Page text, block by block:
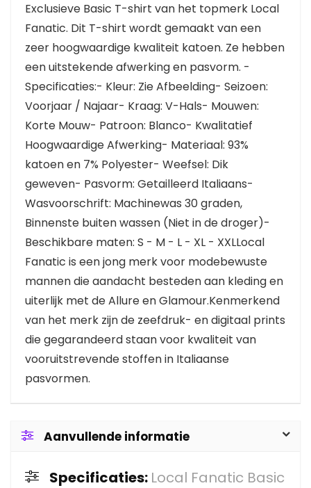
Exclusieve Basic T-shirt van het topmerk Local
Fanatic. Dit T-shirt wordt gemaakt van een
zeer hoogwaardige kwaliteit katoen. Ze hebben
een uitstekende afwerking en pasvorm. -
Specificaties:- Kleur: Zie Afbeelding- Seizoen:
Voorjaar / Najaar- Kraag: V-Hals- Mouwen:
Korte Mouw- Patroon: Blanco- Kwalitatief
Hoogwaardige Afwerking- Materiaal: 93%
katoen en 7% Polyester- Weefsel: Dik
geweven- Pasvorm: Getailleerd Italiaans-
Wasvoorschrift: Machinewas 30 graden,
Binnenste buiten wassen (Niet in de droger)-
Beschikbare maten: S - M - L - XL - XXLLocal
Fanatic is een jong merk voor modebewuste
mannen die aandacht besteden aan kleding en
uiterlijk met de Allure en Glamour.Kenmerkend
van het merk zijn de zeefdruk- en digitaal prints
die gegarandeerd staan voor kwaliteit van
vooruitstrevende stoffen in Italiaanse
pasvormen.
Aanvullende informatie
Specificaties: Local Fanatic Basic